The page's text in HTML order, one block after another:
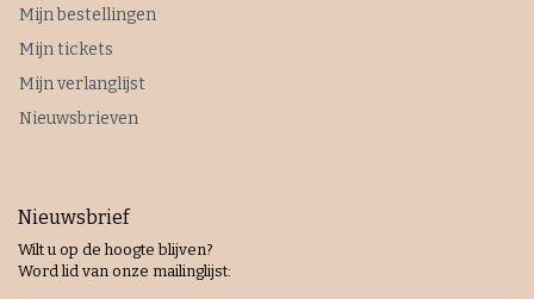
Mijn bestellingen
Mijn tickets
Mijn verlanglijst
Nieuwsbrieven
Nieuwsbrief
Wilt u op de hoogte blijven?
Word lid van onze mailinglijst: